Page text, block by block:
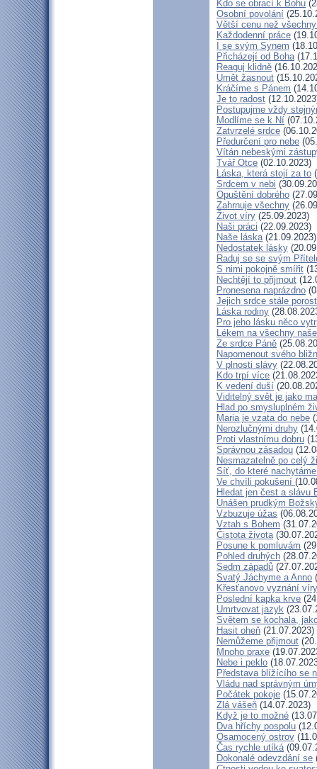
Kdo se obrací k Bohu
Osobní povolání
Větší cenu než
Každodenní práce
I se svým Synem
Přicházejí od Boha
Reaguj klidně
Umět žasnout
Kráčíme s Pánem
Je to radost
Postupujme vždy
Modlíme se k Ní
Zatvrzelé srdce
Předurčení pro nebe
Vítán nebeskými
Tvář Otce (02.10.2023)
Láska, která stojí za to
Srdcem v nebi
Opuštění dobrého
Zahrnuje všechny
Život víry (25.09.2023)
Naši práci (22.09.2023)
Naše láska(21.09.2023)
Nedostatek lásky
Raduj se se svým
S nimi pokojně smířit
Nechtějí to přijmout
Pronesena naprázdno
Jejich srdce stále
Láska rodiny
Pro jeho lásku něco
Lékem na všechny
Ze srdce Páně
Napomenout svého
V plnosti slávy
Kdo trpí více
K vedení duší
Viditelný svět je jako
Hlad po smysluplném
Maria je vzata do nebe
Nerozlučnými druhy
Proti vlastnímu dobru
Správnou zásadou
Nesmazatelně po celý
Síť, do které
Ve chvíli pokušení
Hledat jen čest a slávu
Unášen prudkým
Vzbuzuje úžas
Vztah s Bohem
Čistota života
Posune k pomluvám
Pohled druhých
Sedm západů
Svatý Jáchyme a Anno
Křesťanovo vyznání
Poslední kapka krve
Umrtvovat jazyk
Světem se kochala,
Hasit oheň (21.07.2023)
Nemůžeme přijmout
Mnoho praxe
Nebe i peklo
Představa blížícího se
Vládu nad správným
Počátek pokoje
Zlá vášeň (14.07.2023)
Když je to možné
Dva hříchy pospolu
Osamocený ostrov
Čas rychle utíká
Dokonalé odevzdání se